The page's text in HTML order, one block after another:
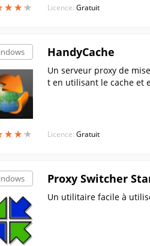
★★★
★★★ Licence: Gratuit
★★★
★★★
HandyCache
Un serveur proxy de
t en utilisant le cache et
Licence: Gratuit
Proxy Switcher
Un utilitaire facile à